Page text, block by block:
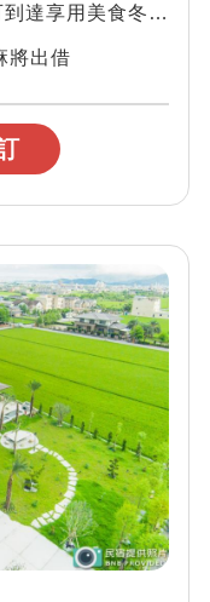
達享用美食冬山
將出借